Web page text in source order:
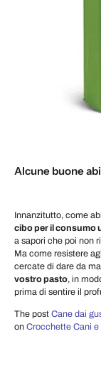
Alcune buone
Innanzitutto, come
cibo per il consumo
a sapori che poi non
Ma come resistere
cercate di dare da
vostro pasto, in
prima di sentire il
The post Cane dai
on Crocchette Cani